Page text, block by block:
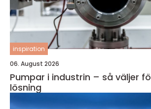
inspiration
06. August 2026
Pumpar i industrin – så väljer
lösning